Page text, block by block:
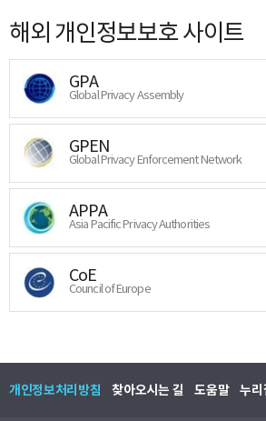
해외 개인정보보호 사이트
GPA
Global Privacy Assembly
GPEN
Global Privacy Enforcement Network
APPA
Asia Pacific Privacy Authorities
CoE
Council of Europe
개인정보처리방침 찾아오시는 길 도움말 누리